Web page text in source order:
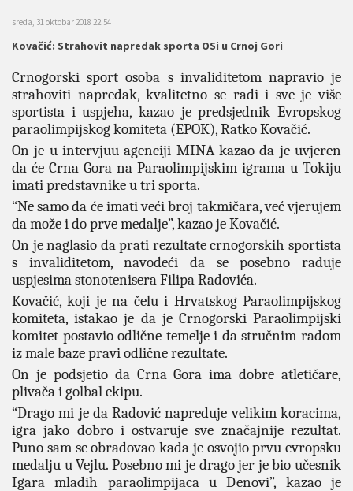
sreda, 31 oktobar 2018 22:54
Kovačić: Strahovit napredak sporta OSi u Crnoj Gori
Crnogorski sport osoba s invaliditetom napravio je
strahoviti napredak, kvalitetno se radi i sve je više
sportista i uspjeha, kazao je predsjednik Evropskog
paraolimpijskog komiteta (EPOK), Ratko Kovačić.
On je u intervjuu agenciji MINA kazao da je uvjeren
da će Crna Gora na Paraolimpijskim igrama u Tokiju
imati predstavnike u tri sporta.
“Ne samo da će imati veći broj takmičara, već vjerujem
da može i do prve medalje”, kazao je Kovačić.
On je naglasio da prati rezultate crnogorskih sportista
s invaliditetom, navodeći da se posebno raduje
uspjesima stonotenisera Filipa Radovića.
Kovačić, koji je na čelu i Hrvatskog Paraolimpijskog
komiteta, istakao je da je Crnogorski Paraolimpijski
komitet postavio odlične temelje i da stručnim radom
iz male baze pravi odlične rezultate.
On je podsjetio da Crna Gora ima dobre atletičare,
plivača i golbal ekipu.
“Drago mi je da Radović napreduje velikim koracima,
igra jako dobro i ostvaruje sve značajnije rezultat.
Puno sam se obradovao kada je osvojio prvu evropsku
medalju u Vejlu. Posebno mi je drago jer je bio učesnik
Igara mladih paraolimpijaca u Đenovi”, kazao je